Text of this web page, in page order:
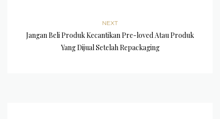
NEXT
Jangan Beli Produk Kecantikan Pre-loved Atau Produk
Yang Dijual Setelah Repackaging